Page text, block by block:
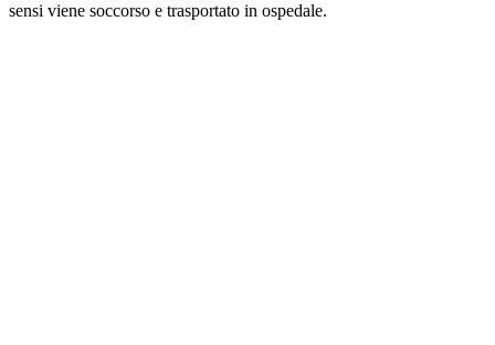
sensi viene soccorso e trasportato in ospedale.